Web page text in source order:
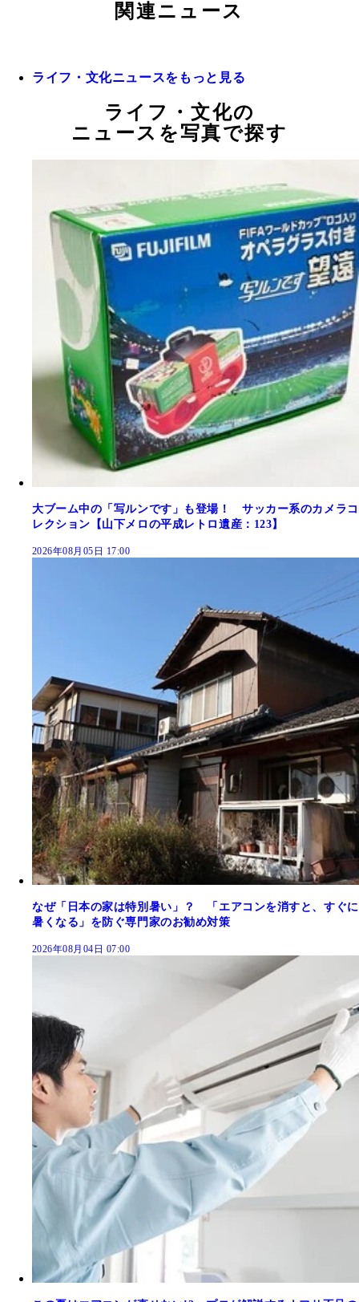
関連ニュース
ライフ・文化ニュースをもっと見る
ライフ・文化の
ニュースを写真で探す
大ブーム中の「写ルンです」も登場！ サッカー系のカメラコ
レクション【山下メロの平成レトロ遺産：123】
2026年08月05日 17:00
なぜ「日本の家は特別暑い」？ 「エアコンを消すと、すぐに
暑くなる」を防ぐ専門家のお勧め対策
2026年08月04日 07:00